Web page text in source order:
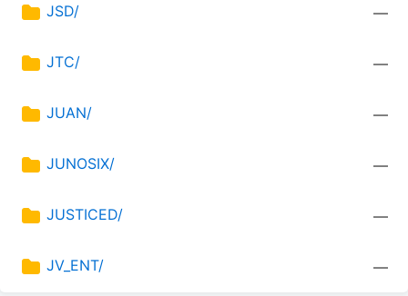
JSD/ —
JTC/ —
JUAN/ —
JUNOSIX/ —
JUSTICED/ —
JV_ENT/ —